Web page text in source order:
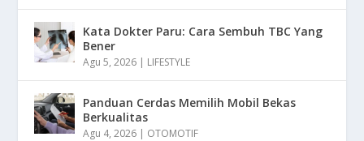
Kata Dokter Paru: Cara Sembuh TBC Yang
Bener
Agu 5, 2026 | LIFESTYLE
Panduan Cerdas Memilih Mobil Bekas
Berkualitas
Agu 4, 2026 | OTOMOTIF